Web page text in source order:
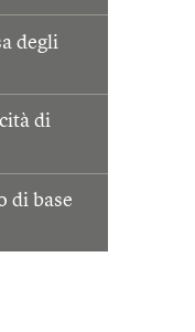
degli
di
di base